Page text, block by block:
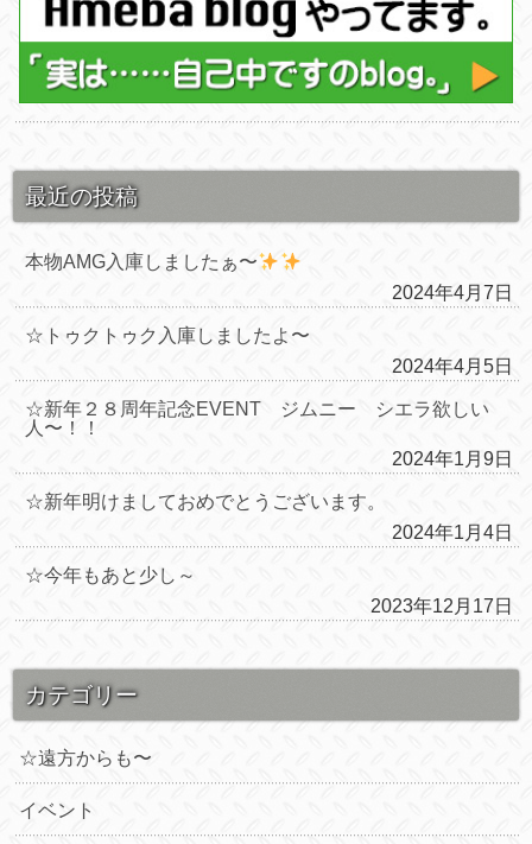
最近の投稿
本物AMG入庫しましたぁ〜
2024年4月7日
☆トゥクトゥク入庫しましたよ〜
2024年4月5日
☆新年２８周年記念EVENT ジムニー シエラ欲しい
人〜！！
2024年1月9日
☆新年明けましておめでとうございます。
2024年1月4日
☆今年もあと少し～
2023年12月17日
カテゴリー
☆遠方からも〜
イベント